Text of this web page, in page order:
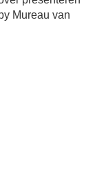
Mureau van